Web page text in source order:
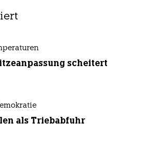
scheitert
als Triebabfuhr